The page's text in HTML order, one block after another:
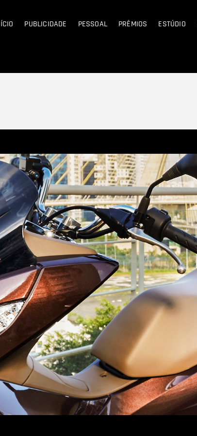
PUBLICIDADE PESSOAL PRÊMIOS ESTÚDIO